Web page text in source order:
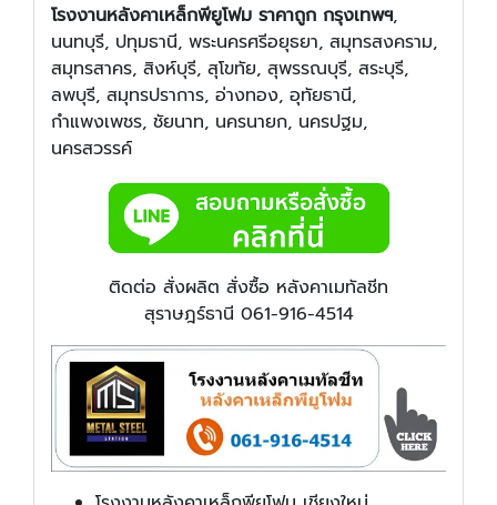
โรงงานหลังคาเหล็กพียูโฟม ราคาถูก กรุงเทพฯ,
นนทบุรี, ปทุมธานี, พระนครศรีอยุธยา, สมุทรสงคราม,
สมุทรสาคร, สิงห์บุรี, สุโขทัย, สุพรรณบุรี, สระบุรี,
ลพบุรี, สมุทรปราการ, อ่างทอง, อุทัยธานี,
กำแพงเพชร, ชัยนาท, นครนายก, นครปฐม,
นครสวรรค์
ติดต่อ สั่งผลิต สั่งซื้อ หลังคาเมทัลชีท
สุราษฎร์ธานี 061-916-4514